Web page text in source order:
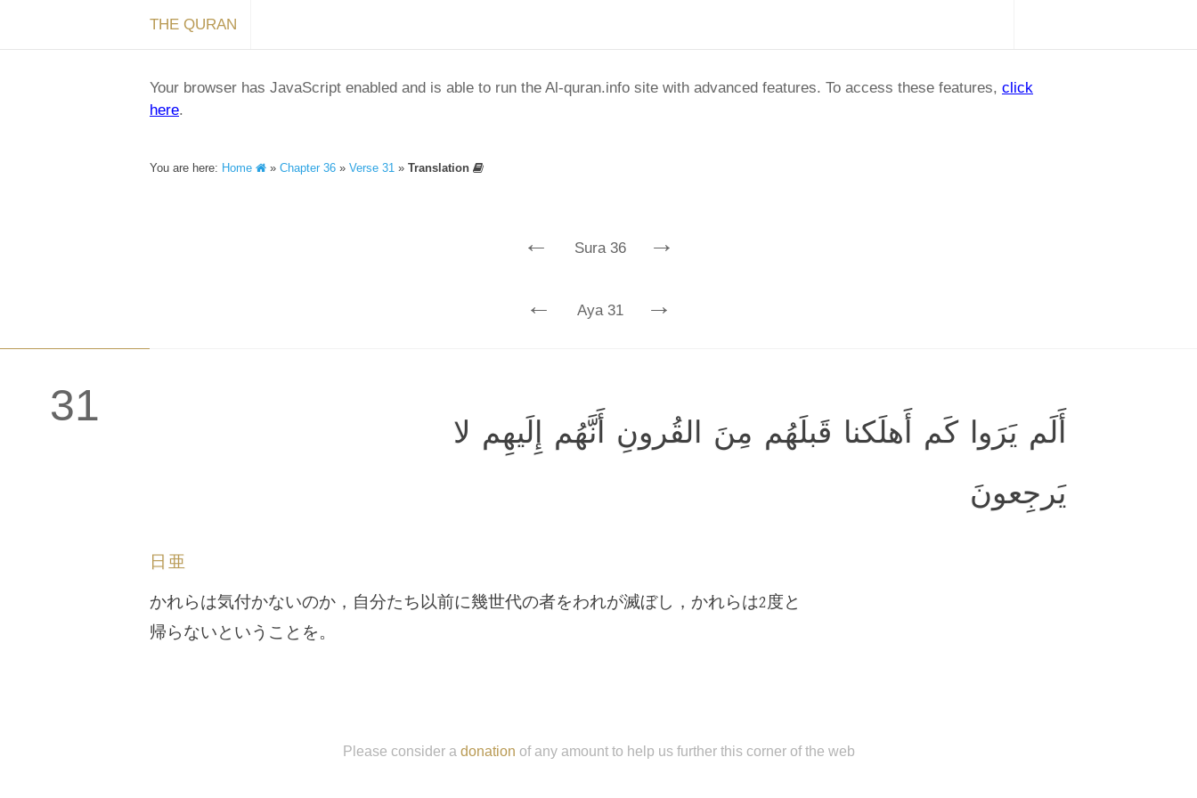
THE QURAN
Your browser has JavaScript enabled and is able to run the Al-quran.info site with advanced features. To access these features, click
here.
You are here: Home » Chapter 36 » Verse 31 » Translation
← Sura 36 →
← Aya 31 →
31
أَلَم يَرَوا كَم أَهلَكنا قَبلَهُم مِنَ القُرونِ أَنَّهُم إِلَيهِم لا
يَرجِعونَ
日亜
かれらは気付かないのか，自分たち以前に幾世代の者をわれが滅ぼし，かれらは2度と
帰らないということを。
Please consider a donation of any amount to help us further this corner of the web